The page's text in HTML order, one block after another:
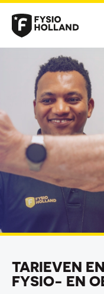
Onze zorg
Locaties
Nieuws en
Over ons
Werken bij
Contact
TARIEVEN
FYSIO- EN